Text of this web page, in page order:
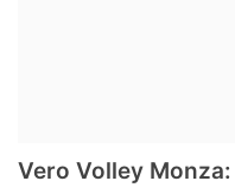
Vero Volley Monza: